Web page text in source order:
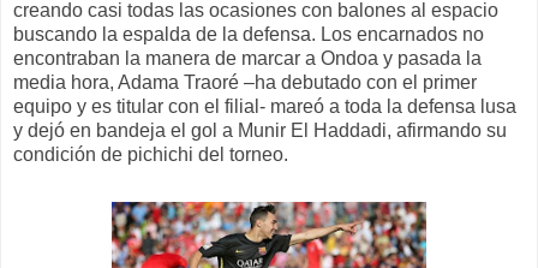
creando casi todas las ocasiones con balones al espacio
buscando la espalda de la defensa. Los encarnados no
encontraban la manera de marcar a Ondoa y pasada la
media hora, Adama Traoré –ha debutado con el primer
equipo y es titular con el filial- mareó a toda la defensa lusa
y dejó en bandeja el gol a Munir El Haddadi, afirmando su
condición de pichichi del torneo.